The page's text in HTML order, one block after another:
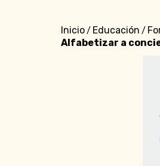
Inicio/ Educación /
Alfabetizar a